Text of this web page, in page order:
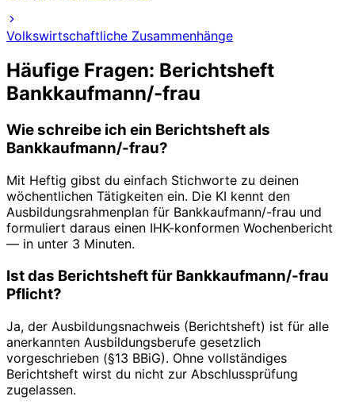
Volkswirtschaftliche Zusammenhänge
Häufige Fragen: Berichtsheft
Bankkaufmann/-frau
Wie schreibe ich ein Berichtsheft als
Bankkaufmann/-frau?
Mit Heftig gibst du einfach Stichworte zu deinen
wöchentlichen Tätigkeiten ein. Die KI kennt den
Ausbildungsrahmenplan für Bankkaufmann/-frau und
formuliert daraus einen IHK-konformen Wochenbericht
— in unter 3 Minuten.
Ist das Berichtsheft für Bankkaufmann/-frau
Pflicht?
Ja, der Ausbildungsnachweis (Berichtsheft) ist für alle
anerkannten Ausbildungsberufe gesetzlich
vorgeschrieben (§13 BBiG). Ohne vollständiges
Berichtsheft wirst du nicht zur Abschlussprüfung
zugelassen.